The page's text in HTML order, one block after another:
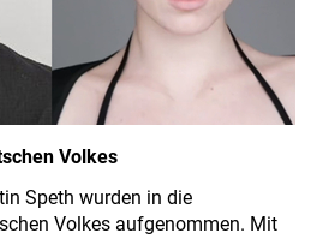
Volkes
Speth wurden in die
Volkes aufgenommen. Mit